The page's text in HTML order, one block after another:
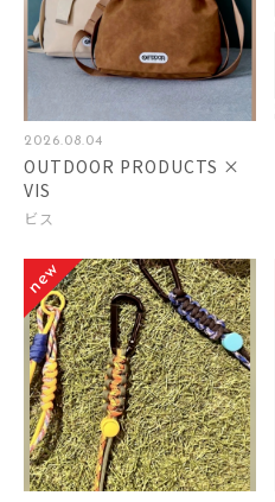
2026.08.04
OUTDOOR PRODUCTS ×
VIS
ビス